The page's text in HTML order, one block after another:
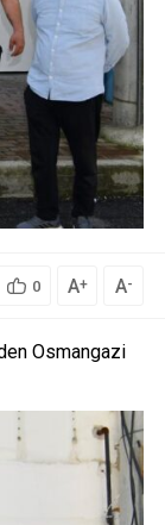
0 A+ A-
Osmangazi